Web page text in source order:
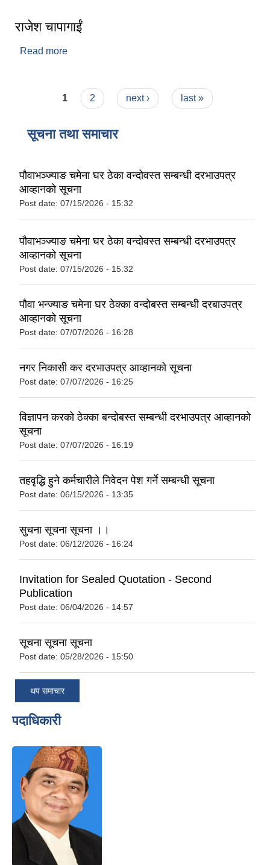
राजेश चापागाईं
Read more
Pages
1 2 next › last »
सूचना तथा समाचार
पौवाभञ्ज्याङ चमेना घर ठेका वन्दोवस्त सम्बन्धी दरभाउपत्र
आव्हानको सूचना
Post date: 07/15/2026 - 15:32
पौवाभञ्ज्याङ चमेना घर ठेका वन्दोवस्त सम्बन्धी दरभाउपत्र
आव्हानको सूचना
Post date: 07/15/2026 - 15:32
पौवा भन्ज्याङ चमेना घर ठेक्का वन्दोबस्त सम्बन्धी दरबाउपत्र
आव्हानको सूचना
Post date: 07/07/2026 - 16:28
नगर निकासी कर दरभाउपत्र आव्हानको सूचना
Post date: 07/07/2026 - 16:25
विज्ञापन करको ठेक्का बन्दोबस्त सम्बन्धी दरभाउपत्र आव्हानको
सूचना
Post date: 07/07/2026 - 16:19
तहव‍ृद्धि हुने कर्मचारीले निवेदन पेश गर्ने सम्बन्धी सूचना
Post date: 06/15/2026 - 13:35
सुचना सूचना सूचना ।।
Post date: 06/12/2026 - 16:24
Invitation for Sealed Quotation - Second
Publication
Post date: 06/04/2026 - 14:57
सूचना सूचना सूचना
Post date: 05/28/2026 - 15:50
थप समाचार
पदाधिकारी